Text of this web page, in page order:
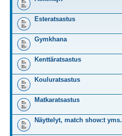
Esteratsastus
Gymkhana
Kenttäratsastus
Kouluratsastus
Matkaratsastus
Näyttelyt, match show:t yms.